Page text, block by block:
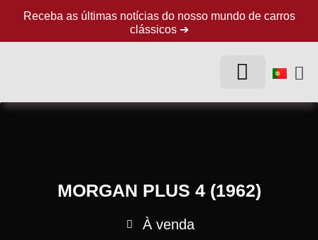
Receba as últimas notícias do nosso mundo de carros
clássicos ➔
MORGAN PLUS 4 (1962)
À venda